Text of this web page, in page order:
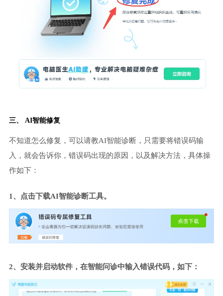
三、 AI智能修复
不知道怎么修复，可以请教AI智能诊断，只需要将错误码输
入，就会告诉你，错误码出现的原因，以及解决方法，具体操
作如下：
1、点击下载AI智能诊断工具。
2、安装并启动软件，在智能问诊中输入错误代码，如下：